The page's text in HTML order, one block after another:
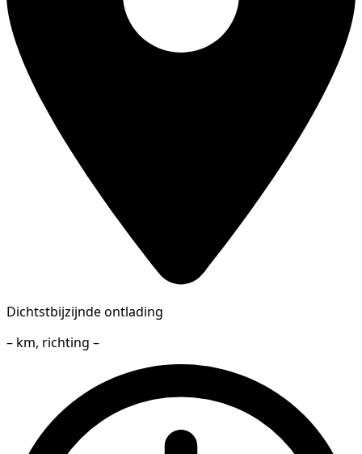
Dichtstbijzijnde ontlading
– km, richting –